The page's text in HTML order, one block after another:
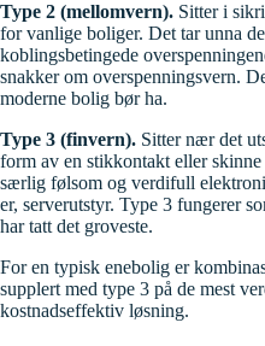
Type 2 (mellomvern). Sitter i
for vanlige boliger. Det tar unna
koblingsbetingede
snakker om overspenningsvern.
moderne bolig bør ha.
Type 3 (finvern). Sitter nær det
form av en stikkontakt eller
særlig følsom og verdifull
er, serverutstyr. Type 3 fungerer
har tatt det groveste.
For en typisk enebolig er
supplert med type 3 på de mest
kostnadseffektiv løsning.